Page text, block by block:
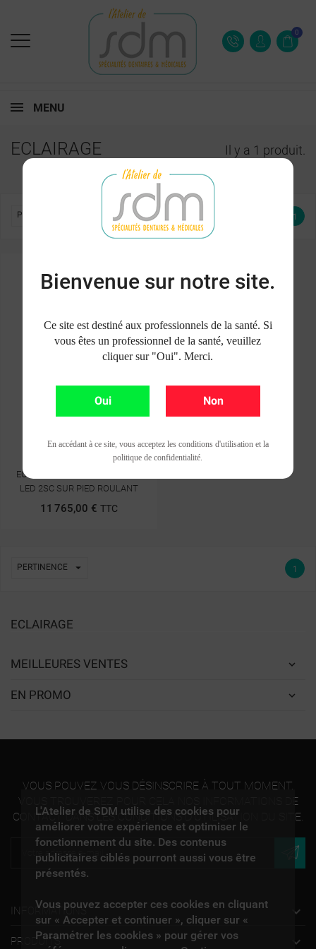
L'Atelier de SDM utilise des cookies pour
améliorer votre expérience et optimiser le
fonctionnement du site. Des contenus
publicitaires ciblés pourront aussi vous être
présentés.
Vous pouvez accepter ces cookies en cliquant
sur « Accepter et continuer », cliquer sur «
Paramétrer les cookies » pour gérer vos
Bienvenue sur notre site.
Ce site est destiné aux professionnels de la santé. Si
vous êtes un professionnel de la santé, veuillez
cliquer sur "Oui". Merci.
Oui Non
En accédant à ce site, vous acceptez les conditions d'utilisation et la
politique de confidentialité.
0
MENU
ECLAIRAGE Il y a 1 produit.
ECLAIRAGE
MEILLEURES VENTES
EN PROMO
PERTINENCE 1
ECLAIRAGE DE BLOC DR MACH
LED 2SC SUR PIED ROULANT
11 765,00 € TTC
PERTINENCE  1
VOUS POUVEZ VOUS DÉSINSCRIRE À TOUT MOMENT.
VOUS TROUVEREZ POUR CELA NOS INFORMATIONS DE
CONTACT DANS LES CONDITIONS D'UTILISATION DU SITE.
INFORMATIONS 
PRODUITS 
MES LISTES D'ENVIES
((MODALTITLE))
((TITLE))
CONNEXION